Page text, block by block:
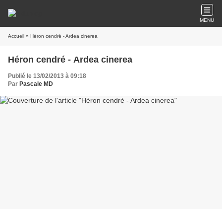
MENU
Accueil » Héron cendré - Ardea cinerea
Héron cendré - Ardea cinerea
Publié le 13/02/2013 à 09:18
Par Pascale MD